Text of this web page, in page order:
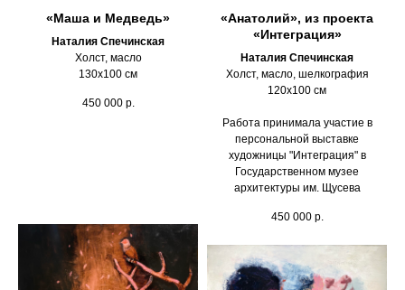
«Маша и Медведь»
Наталия Спечинская
Холст, масло
130х100 см
450 000 р.
«Анатолий», из проекта
«Интеграция»
Наталия Спечинская
Холст, масло, шелкография
120х100 см
Работа принимала участие в
персональной выставке
художницы "Интеграция" в
Государственном музее
архитектуры им. Щусева
450 000 р.